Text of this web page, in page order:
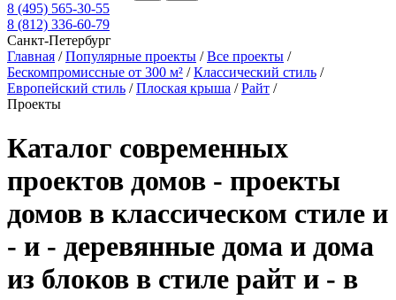
8 (495) 565-30-55
8 (812) 336-60-79
Санкт-Петербург
Главная /Популярные проекты /Все проекты /
Бескомпромиссные от 300 м² /Классический стиль /
Европейский стиль /Плоская крыша /Райт /
Проекты
Каталог современных
проектов домов - проекты
домов в классическом стиле и
- и - деревянные дома и дома
из блоков в стиле райт и - в